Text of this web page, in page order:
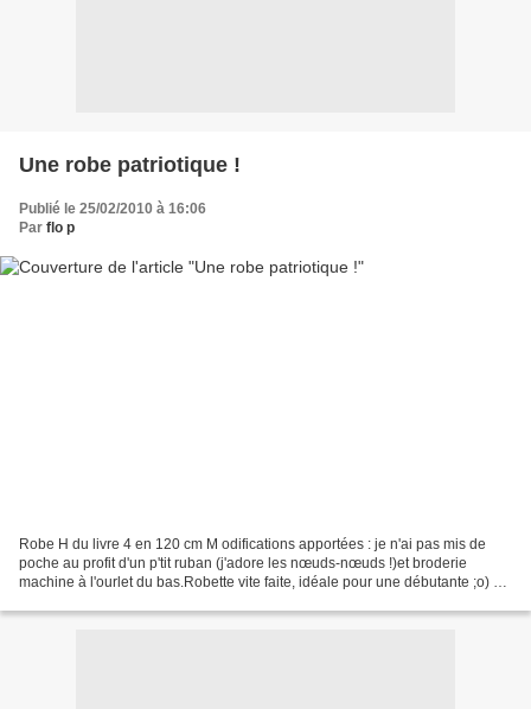
Une robe patriotique !
Publié le 25/02/2010 à 16:06
Par flo p
Robe H du livre 4 en 120 cm M odifications apportées : je n'ai pas mis de
poche au profit d'un p'tit ruban (j'adore les nœuds-nœuds !)et broderie
machine à l'ourlet du bas.Robette vite faite, idéale pour une débutante ;o) Et